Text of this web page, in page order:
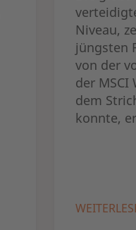
Niveau,
jüngsten
von der
der
dem
konnte,